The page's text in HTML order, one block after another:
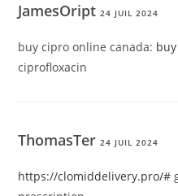
JamesOript24 JUIL 2024
buy cipro online canada:
ciprofloxacin
ThomasTer24 JUIL 2024
https://clomiddelivery.pro/#